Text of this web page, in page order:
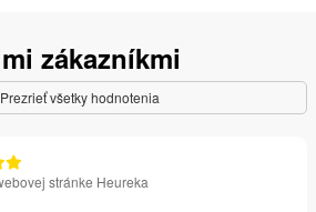
zákazníkmi
Prezrieť všetky hodnotenia
stránke Heureka